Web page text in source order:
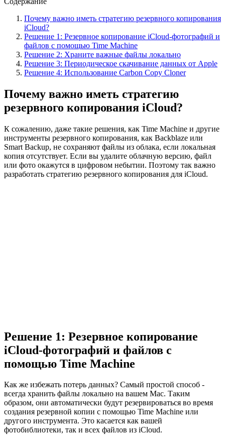
Почему важно иметь стратегию резервного копирования
iCloud?
Решение 1: Резервное копирование iCloud-фотографий и
файлов с помощью Time Machine
Решение 2: Храните важные файлы локально
Решение 3: Периодическое скачивание данных от Apple
Решение 4: Использование Carbon Copy Cloner
Почему важно иметь стратегию
резервного копирования iCloud?
К сожалению, даже такие решения, как Time Machine и другие
инструменты резервного копирования, как Backblaze или
Smart Backup, не сохраняют файлы из облака, если локальная
копия отсутствует. Если вы удалите облачную версию, файл
или фото окажутся в цифровом небытии. Поэтому так важно
разработать стратегию резервного копирования для iCloud.
Решение 1: Резервное копирование
iCloud-фотографий и файлов с
помощью Time Machine
Как же избежать потерь данных? Самый простой способ -
всегда хранить файлы локально на вашем Mac. Таким
образом, они автоматически будут резервироваться во время
создания резервной копии с помощью Time Machine или
другого инструмента. Это касается как вашей
фотобиблиотеки, так и всех файлов из iCloud.